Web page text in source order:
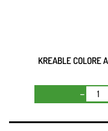
KREABLE COLORE